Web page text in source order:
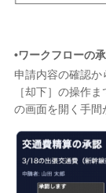
•ワークフローの
申請内容の確認
［却下］の操作
の画面を開く手間